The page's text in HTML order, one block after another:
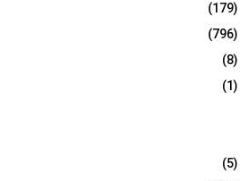
(179)
(796)
(8)
(1)
(5)